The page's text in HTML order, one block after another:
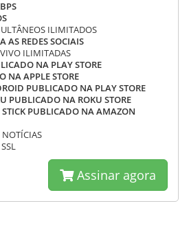
ILIMITADOS
AS REDES SOCIAIS
ILIMITADAS
NA PLAY STORE
NA APPLE STORE
PUBLICADO NA PLAY STORE
PUBLICADO NA ROKU STORE
STICK PUBLICADO NA AMAZON
NOTÍCIAS
Assinar agora